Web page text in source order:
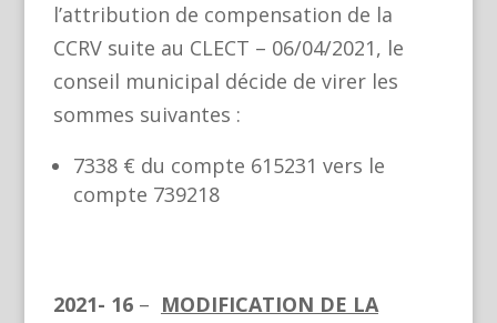
l’attribution de compensation de la
CCRV suite au CLECT – 06/04/2021, le
conseil municipal décide de virer les
sommes suivantes :
7338 € du compte 615231 vers le
compte 739218
2021- 16– MODIFICATION DE LA